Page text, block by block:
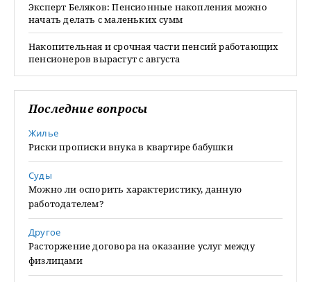
Эксперт Беляков: Пенсионные накопления можно
начать делать с маленьких сумм
Накопительная и срочная части пенсий работающих
пенсионеров вырастут с августа
Последние вопросы
Жилье
Риски прописки внука в квартире бабушки
Суды
Можно ли оспорить характеристику, данную
работодателем?
Другое
Расторжение договора на оказание услуг между
физлицами